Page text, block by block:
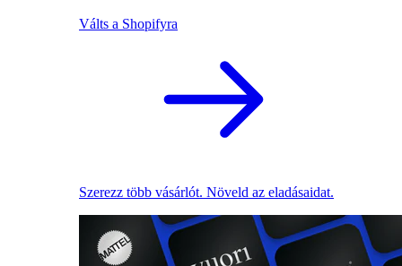
Válts a Shopifyra
Szerezz több vásárlót. Növeld az eladásaidat.